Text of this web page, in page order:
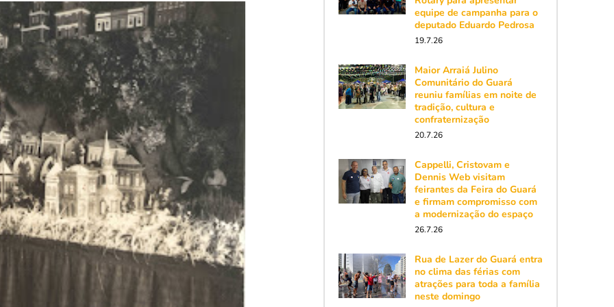
equipe de campanha para o
deputado Eduardo Pedrosa
19.7.26
Maior Arraiá Julino
Comunitário do Guará
reuniu famílias em noite de
tradição, cultura e
confraternização
20.7.26
Cappelli, Cristovam e
Dennis Web visitam
feirantes da Feira do Guará
e firmam compromisso com
a modernização do espaço
26.7.26
Rua de Lazer do Guará entra
no clima das férias com
atrações para toda a família
neste domingo